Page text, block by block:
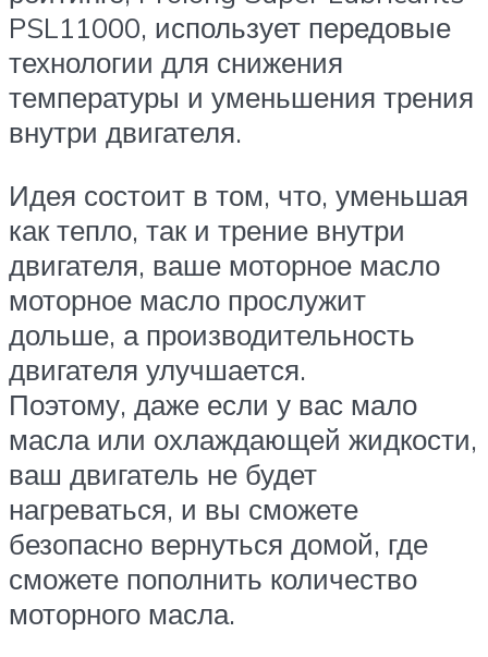
PSL11000, использует передовые
технологии для снижения
температуры и уменьшения трения
внутри двигателя.
Идея состоит в том, что, уменьшая
как тепло, так и трение внутри
двигателя, ваше моторное масло
моторное масло прослужит
дольше, а производительность
двигателя улучшается.
Поэтому, даже если у вас мало
масла или охлаждающей жидкости,
ваш двигатель не будет
нагреваться, и вы сможете
безопасно вернуться домой, где
сможете пополнить количество
моторного масла.